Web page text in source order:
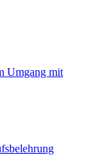
Umgang mit